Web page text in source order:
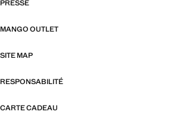
PRESSE
MANGO OUTLET
SITE MAP
RESPONSABILITÉ
CARTE CADEAU